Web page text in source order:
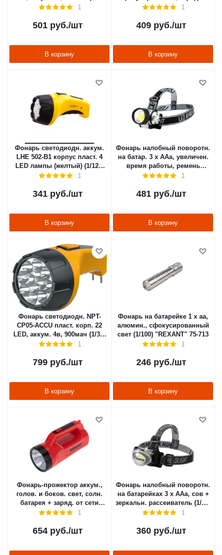
"NAVIGATOR" 94 951
1
501 руб./шт
В корзину
сети (1/120) "REXANT" 75-719
1
409 руб./шт
В корзину
Фонарь светодиодн. аккум.
LHE 502-B1 корпус пласт. 4
LED лампы (желтый) (1/120)
"Старт"
1
341 руб./шт
В корзину
Фонарь налобный поворотн.
на батар. 3 х AAа, увеличен.
время работы, ремень
(1/120) "REXANT" 75-701
1
481 руб./шт
В корзину
Фонарь светодиодн. NPT-
CP05-ACCU пласт. корп. 22
LED, аккум. 4в, 900мач (1/30)
"NAVIGATOR" 94 953
1
799 руб./шт
В корзину
Фонарь на батарейке 1 х аа,
алюмин., сфокусированный
свет (1/100) "REXANT" 75-713
1
246 руб./шт
В корзину
Фонарь-прожектор аккум.,
голов. и боков. свет, солн.
батарея + заряд. от сети
(1/60) "REXANT" 75-706
1
654 руб./шт
Фонарь налобный поворотн.
на батарейках 3 х AAа, сов +
зеркальн. рассеиватель (1/96)
"REXANT" 75-703
1
360 руб./шт